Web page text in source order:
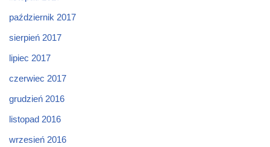
październik 2017
sierpień 2017
lipiec 2017
czerwiec 2017
grudzień 2016
listopad 2016
wrzesień 2016